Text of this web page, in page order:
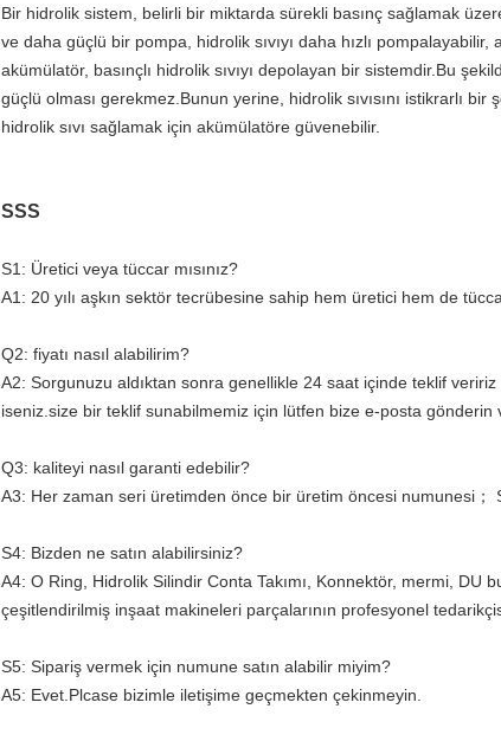
Bir hidrolik sistem, belirli bir miktarda sürekli basınç sağlamak
ve daha güçlü bir pompa, hidrolik sıvıyı daha hızlı
akümülatör, basınçlı hidrolik sıvıyı depolayan bir sistemdir.Bu
güçlü olması gerekmez.Bunun yerine, hidrolik sıvısını istikrarlı
hidrolik sıvı sağlamak için akümülatöre güvenebilir.
SSS
S1: Üretici veya tüccar mısınız?
A1: 20 yılı aşkın sektör tecrübesine sahip hem üretici hem de
Q2: fiyatı nasıl alabilirim?
A2: Sorgunuzu aldıktan sonra genellikle 24 saat içinde teklif
iseniz.size bir teklif sunabilmemiz için lütfen bize e-posta
Q3: kaliteyi nasıl garanti edebilir?
A3: Her zaman seri üretimden önce bir üretim öncesi numunesi；
S4: Bizden ne satın alabilirsiniz?
A4: O Ring, Hidrolik Silindir Conta Takımı, Konnektör, mermi,
çeşitlendirilmiş inşaat makineleri parçalarının profesyonel
S5: Sipariş vermek için numune satın alabilir miyim?
A5: Evet.Plcase bizimle iletişime geçmekten çekinmeyin.